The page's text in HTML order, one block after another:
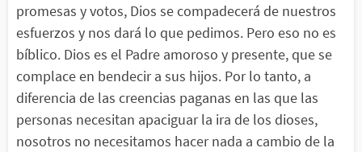
promesas y votos, Dios se compadecerá de nuestros
esfuerzos y nos dará lo que pedimos. Pero eso no es
bíblico. Dios es el Padre amoroso y presente, que se
complace en bendecir a sus hijos. Por lo tanto, a
diferencia de las creencias paganas en las que las
personas necesitan apaciguar la ira de los dioses,
nosotros no necesitamos hacer nada a cambio de la